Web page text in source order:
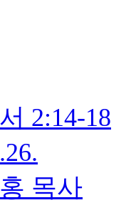
2:14-18
목사